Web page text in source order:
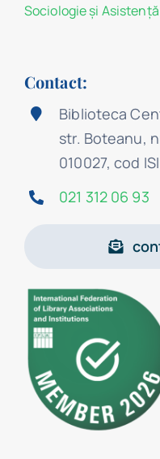
Sociologie şi
Contact:
Biblioteca
str. Boteanu,
010027, cod
021 312 06 93